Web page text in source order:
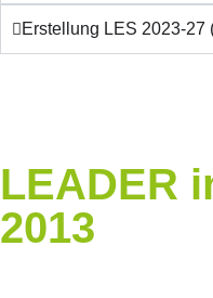
Erstellung LES 2023-27
LEADER
2013